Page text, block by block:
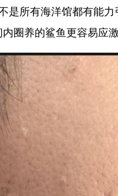
是所有海洋馆都有能
圈养的鲨鱼更容易应